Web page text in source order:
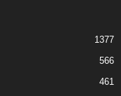
1377
566
461